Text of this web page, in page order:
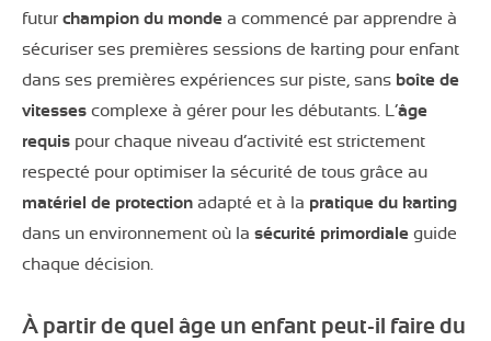
futur champion du monde a commencé par apprendre à
sécuriser ses premières sessions de karting pour enfant
dans ses premières expériences sur piste, sans boîte de
vitesses complexe à gérer pour les débutants. L’âge
requis pour chaque niveau d’activité est strictement
respecté pour optimiser la sécurité de tous grâce au
matériel de protection adapté et à la pratique du karting
dans un environnement où la sécurité primordiale guide
chaque décision.
À partir de quel âge un enfant peut-il faire du